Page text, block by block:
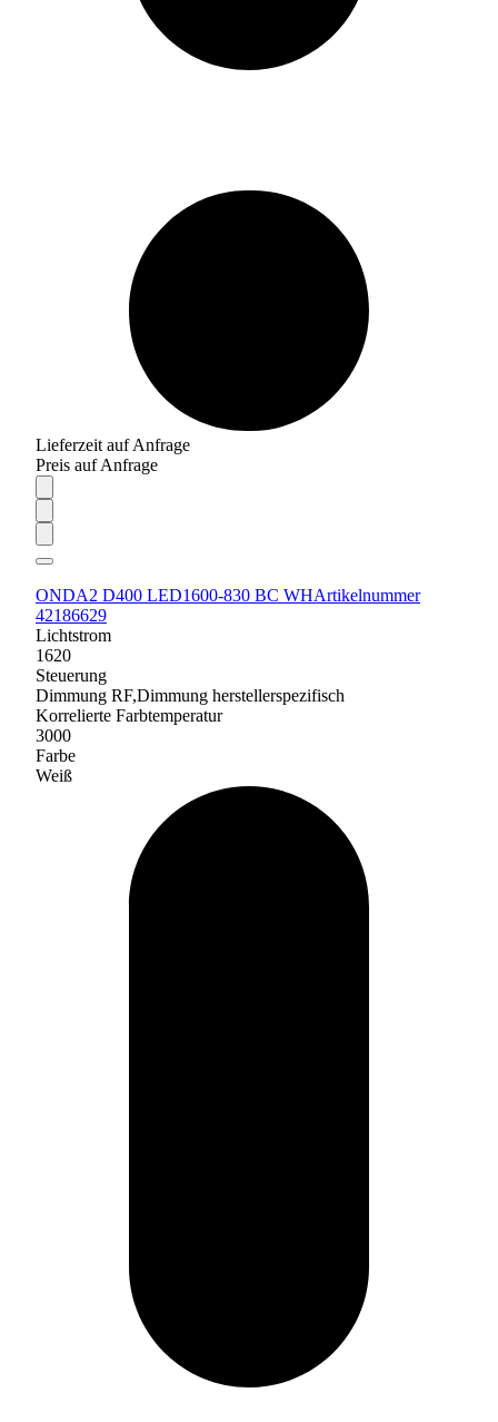
Lieferzeit auf Anfrage
Preis auf Anfrage
ONDA2 D400 LED1600-830 BC WHArtikelnummer
42186629
Lichtstrom
1620
Steuerung
Dimmung RF,Dimmung herstellerspezifisch
Korrelierte Farbtemperatur
3000
Farbe
Weiß